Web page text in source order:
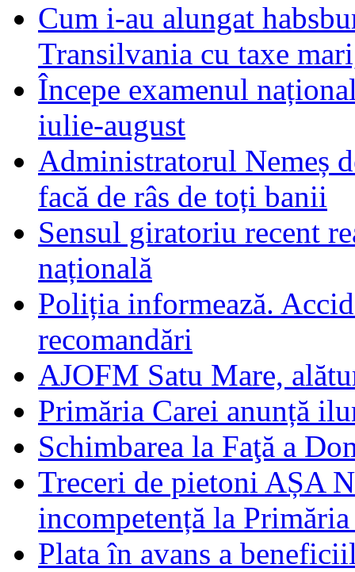
Cum i-au alungat
Transilvania cu taxe
Începe examenul
iulie-august
Administratorul Nemeș
facă de râs de toți banii
Sensul giratoriu recent
națională
Poliția informează.
recomandări
AJOFM Satu Mare,
Primăria Carei anunță
Schimbarea la Faţă a
Treceri de pietoni AȘA
incompetență la
Plata în avans a